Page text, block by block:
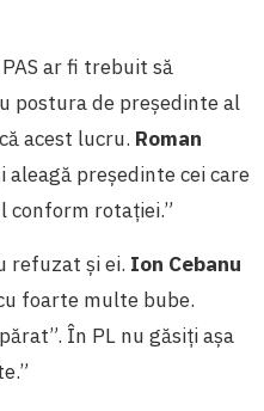
ar fi trebuit să
postura de președinte al
acest lucru. Roman
aleagă președinte cei care
conform rotației.”
refuzat și ei. Ion Cebanu
foarte multe bube.
În PL nu găsiți așa